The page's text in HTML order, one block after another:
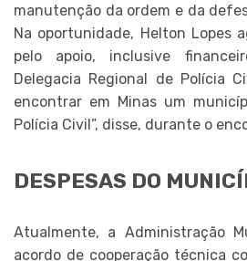
manutenção da ordem e da
Na oportunidade, Helton Lopes
pelo apoio, inclusive
Delegacia Regional de Polícia
encontrar em Minas um
Polícia Civil”, disse, durante o
DESPESAS DO
Atualmente, a Administração
acordo de cooperação técnica